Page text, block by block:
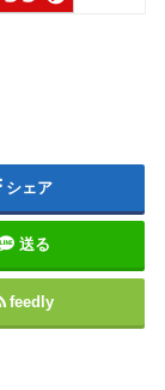
シェア
送る
feedly